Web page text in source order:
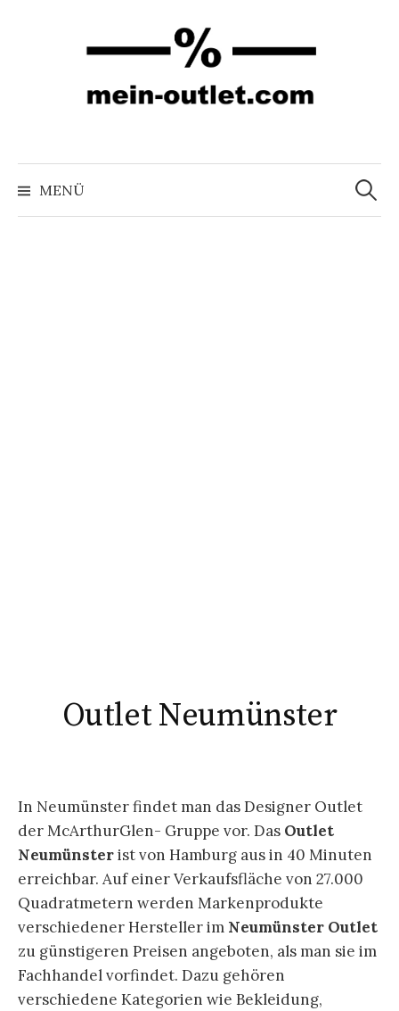
MENÜ
Suchen
nach:
Outlet Neumünster
In Neumünster findet man das Designer Outlet
der McArthurGlen- Gruppe vor. Das Outlet
Neumünsterist von Hamburg aus in 40 Minuten
erreichbar. Auf einer Verkaufsfläche von 27.000
Quadratmetern werden Markenprodukte
verschiedener Hersteller im Neumünster Outlet
zu günstigeren Preisen angeboten, als man sie im
Fachhandel vorfindet. Dazu gehören
verschiedene Kategorien wie Bekleidung,